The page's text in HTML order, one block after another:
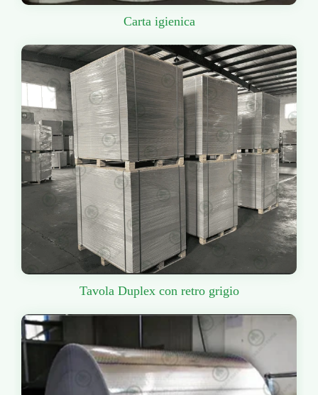
Carta igienica
Tavola Duplex con retro grigio